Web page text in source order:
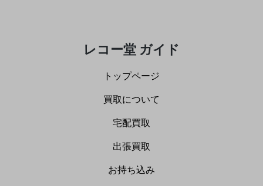
レコー堂 ガイド
トップページ
買取について
宅配買取
出張買取
お持ち込み